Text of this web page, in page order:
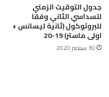
جدول التوقيت الزمني
للسداسي الثاني وفقا
للبروتوكول (ثانية ليسانس +
اولى ماستر) 19-20
30 سبتمبر 2020